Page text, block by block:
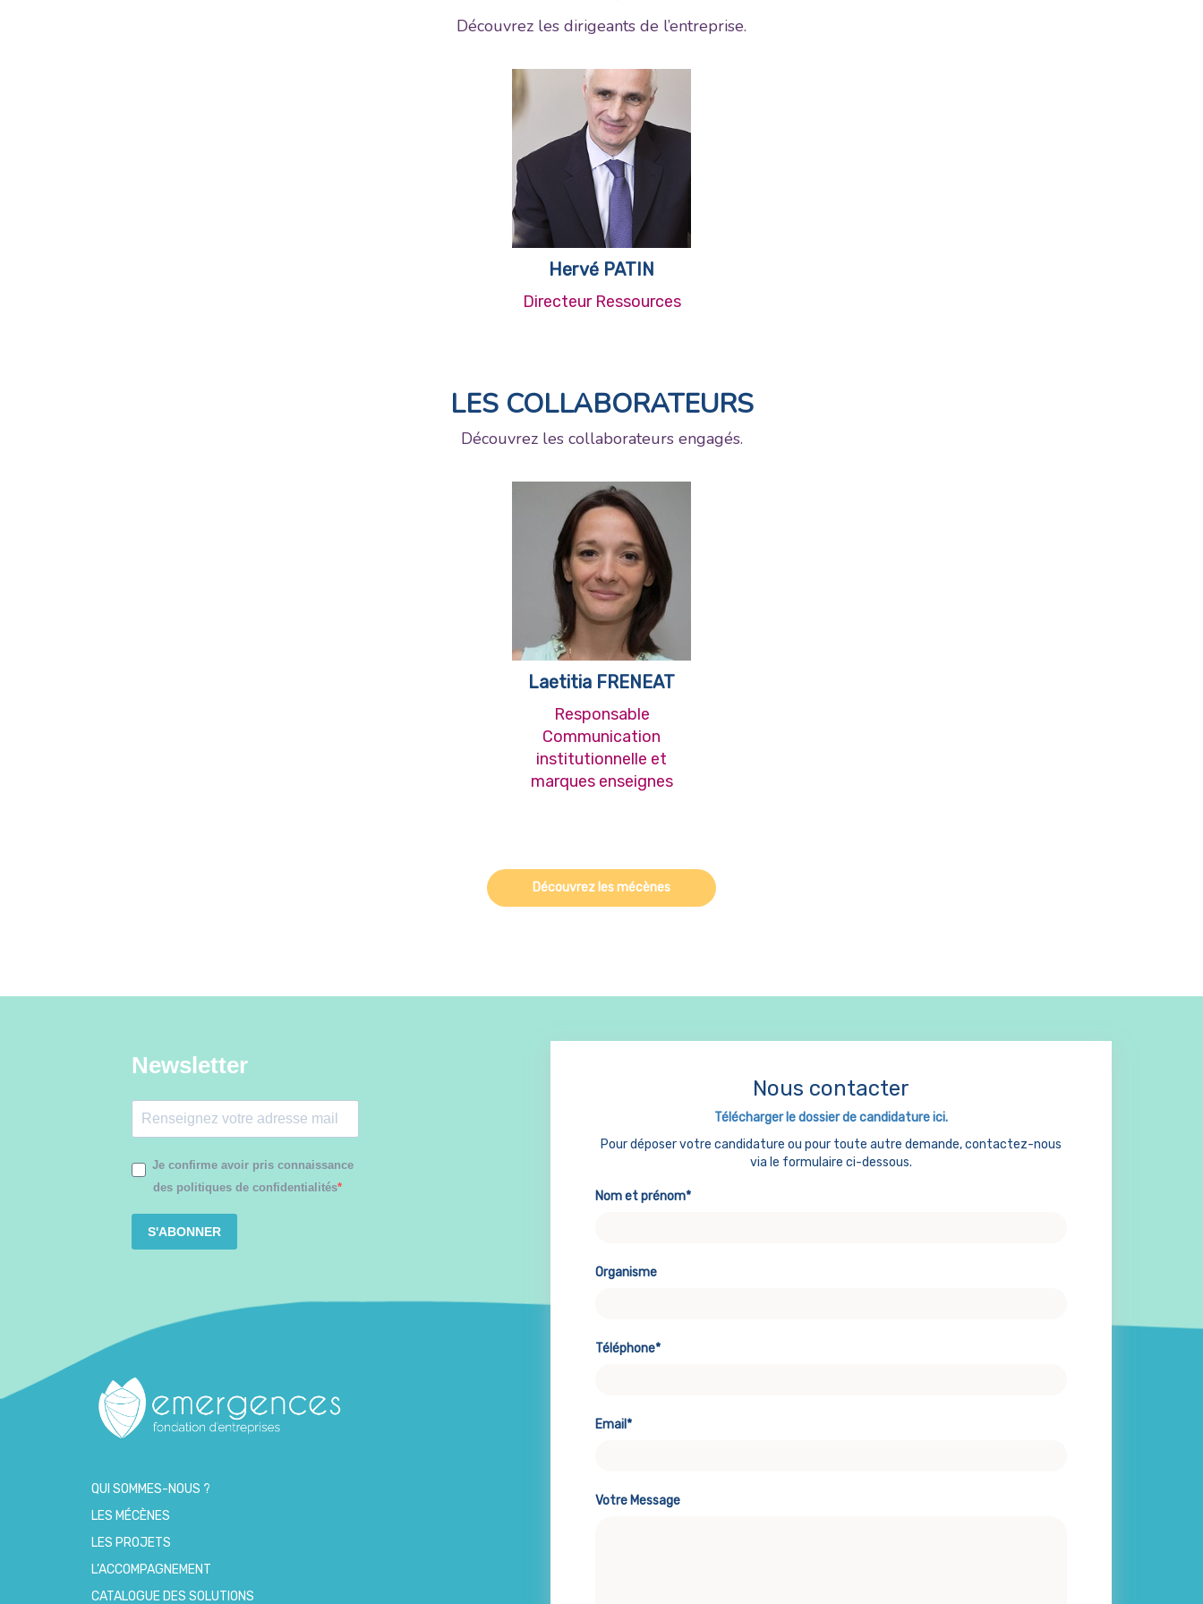
Découvrez les dirigeants de l’entreprise.
Hervé PATIN
Directeur Ressources
LES COLLABORATEURS
Découvrez les collaborateurs engagés.
Laetitia FRENEAT
Responsable
Communication
institutionnelle et
marques enseignes
Découvrez les mécènes
Newsletter
Je confirme avoir pris connaissance
des politiques de confidentialités
S'ABONNER
QUI SOMMES-NOUS ?
LES MÉCÈNES
LES PROJETS
L’ACCOMPAGNEMENT
CATALOGUE DES SOLUTIONS
Nous contacter
Télécharger le dossier de candidature ici.
Pour déposer votre candidature ou pour toute autre demande, contactez-nous
via le formulaire ci-dessous.
Nom et prénom*
Organisme
Téléphone*
Email*
Votre Message